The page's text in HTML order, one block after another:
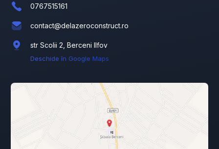
0767515161
contact@delazeroconstruct.ro
str Scolii 2, Berceni Ilfov
Deschide în Google Maps